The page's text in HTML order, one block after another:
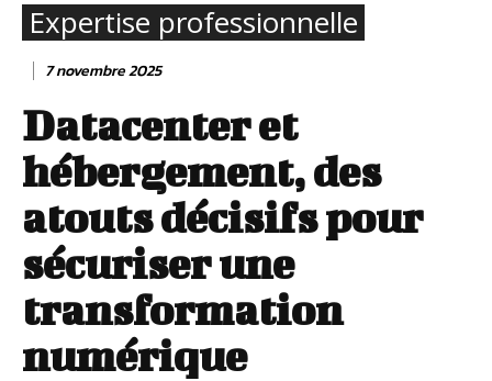
Expertise professionnelle
7 novembre 2025
Datacenter et
hébergement, des
atouts décisifs pour
sécuriser une
transformation
numérique